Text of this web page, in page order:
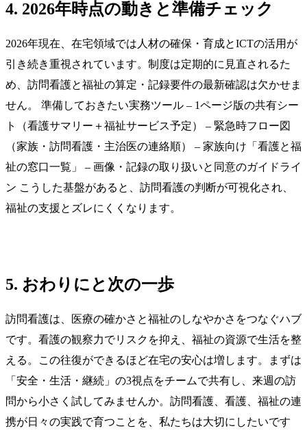
4. 2026年時点の動きと準備チェック
2026年現在、在宅領域では人材の確保・育成とICTの活用が
引き続き重視されています。制度は定期的に見直されるた
め、訪問看護と福祉の算定・記録要件の最新確認は欠かせま
せん。 準備しておきたい実務ツール – 1ページ版の共有シー
ト（看護サマリー＋福祉サービス予定） – 緊急時フロー図
（家族・訪問看護・主治医の連絡順） – 家族向け「看護と福
祉の窓口一覧」 – 画像・記録の取り扱いと同意のガイドライ
ン こうした基盤があると、訪問看護の判断が可視化され、
福祉の支援とズレにくくなります。
5. おわりにと次の一歩
訪問看護は、医療の確かさと福祉のしなやかさをつなぐハブ
です。看護の観察力でリスクを抑え、福祉の資源で生活を整
える。この往復ができるほど在宅の安心は増します。まずは
「安全・生活・継続」の3視点をチームで共有し、来週の訪
問から小さく試してみませんか。訪問看護、看護、福祉の連
携が日々の実践で育つことを、私たちは大切にしたいです